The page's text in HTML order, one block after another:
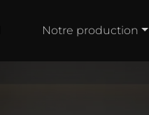
Notre production